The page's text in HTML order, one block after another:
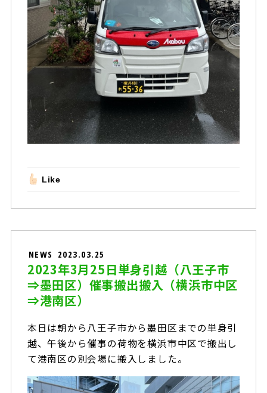
Like
NEWS 2023.03.25
2023年3月25日単身引越（八王子市
⇒墨田区）催事搬出搬入（横浜市中区
⇒港南区）
本日は朝から八王子市から墨田区までの単身引
越、午後から催事の荷物を横浜市中区で搬出し
て港南区の別会場に搬入しました。